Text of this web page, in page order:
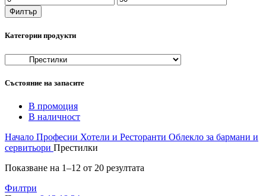
цена
цена
Филтър
Категории продукти
Състояние на запасите
В промоция
В наличност
Начало Професии Хотели и Ресторанти Облекло за бармани и
сервитьори Престилки
Показване на 1–12 от 20 резултата
Филтри